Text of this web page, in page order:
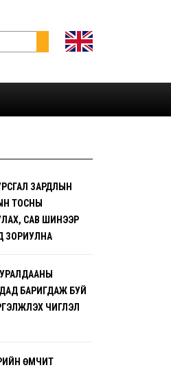
ЗАРДЛЫН
ТОСНЫ
САВ ШИНЭЭР
ЗОРИУЛНА
БАРИГДАЖ БУЙ
ЧИГЛЭЛ
ӨМЧИТ